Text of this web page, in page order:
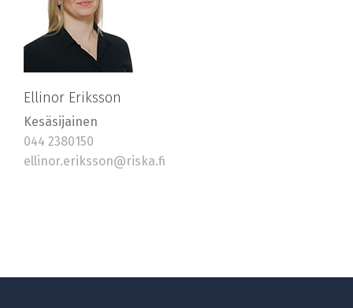
Ellinor Eriksson
Kesäsijainen
044 2380150
ellinor.eriksson@riska.fi